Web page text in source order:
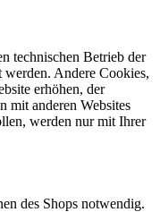
technischen Betrieb der
werden. Andere Cookies,
erhöhen, der
mit anderen Websites
werden nur mit Ihrer
des Shops notwendig.